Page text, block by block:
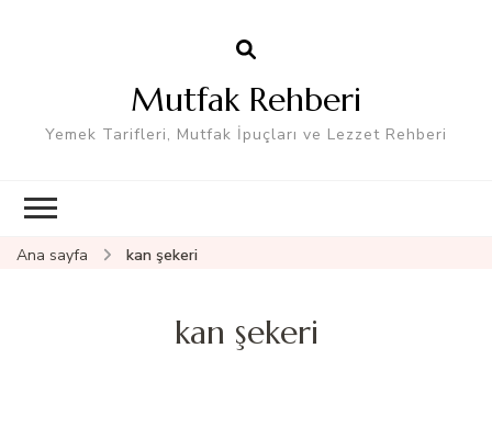
Mutfak Rehberi
Yemek Tarifleri, Mutfak İpuçları ve Lezzet Rehberi
Ana sayfa kan şekeri
kan şekeri